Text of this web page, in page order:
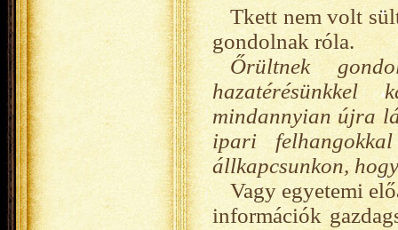
Tkett nem volt
gondolnak róla.
Őrültnek
mindannyian újra
ipari
állkapcsunkon,
Vagy egyetemi
információk